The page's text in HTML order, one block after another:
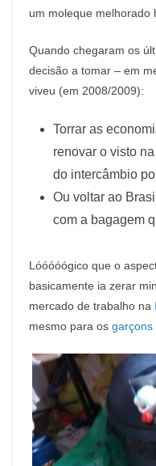
um moleque melhorado
Quando chegaram os
decisão a tomar – em
viveu (em 2008/2009):
Torrar as
renovar o visto na
do intercâmbio
Ou voltar ao
com a bagagem
Lóóóóógico que o
basicamente ia zerar
mercado de trabalho na
mesmo para os garçons